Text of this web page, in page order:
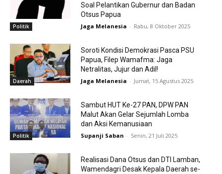
Politik
Soal Pelantikan Gubernur dan Badan
Otsus Papua
Jaga Melanesia - Rabu, 8 Oktober 2025
Daerah
Soroti Kondisi Demokrasi Pasca PSU
Papua, Filep Wamafma: Jaga
Netralitas, Jujur dan Adil!
Jaga Melanesia - Jumat, 15 Agustus 2025
Politik
Sambut HUT Ke-27 PAN, DPW PAN
Malut Akan Gelar Sejumlah Lomba
dan Aksi Kemanusiaan
Supanji Saban - Senin, 21 Juli 2025
Realisasi Dana Otsus dan DTI Lamban,
Wamendagri Desak Kepala Daerah se-